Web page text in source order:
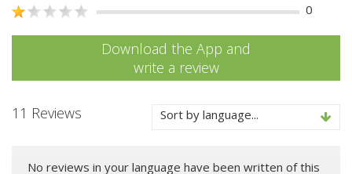
0
Download the App and
write a review
11 Reviews Sort by language...
No reviews in your language have been written of this